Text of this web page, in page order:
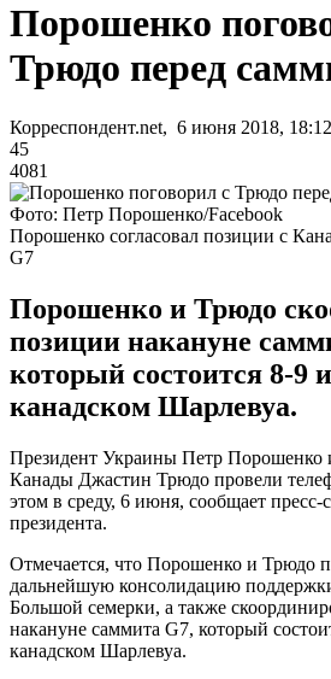
Порошенко
Трюдо перед
Корреспондент.net, 6 июня 2018, 18:12
45
4081
Фото: Петр Порошенко/Facebook
Порошенко согласовал позиции с
G7
Порошенко и Трюдо
позиции накануне
который состоится 8-9
канадском Шарлевуа.
Президент Украины Петр Порошенко
Канады Джастин Трюдо провели
этом в среду, 6 июня, сообщает пресс-
президента.
Отмечается, что Порошенко и Трюдо
дальнейшую консолидацию
Большой семерки, а также
накануне саммита G7, который
канадском Шарлевуа.